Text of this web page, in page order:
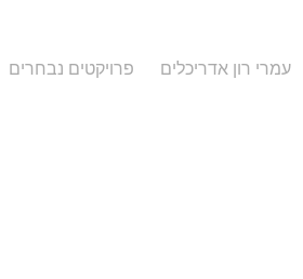
פרויקטים נבחרים עמרי רון אדריכלים